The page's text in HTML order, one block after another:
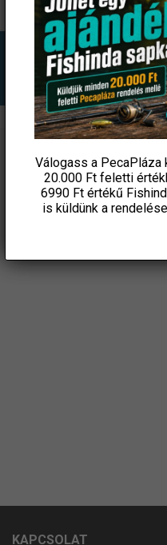
terméknek
több
variációja
van.
A
változatok
a
termékoldalon
ki
ÉRTESÜLJ
KAPCSOLAT
Válogass a PecaPláza
20.000 Ft feletti
6990 Ft értékű
is küldünk a